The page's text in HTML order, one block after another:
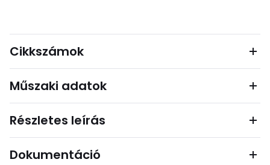
Cikkszámok
Műszaki adatok
Részletes leírás
Dokumentáció